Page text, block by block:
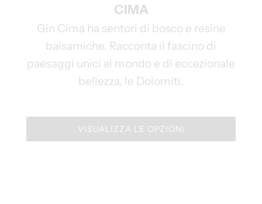
CIMA
Gin Cima ha sentori di bosco e resine
balsamiche. Racconta il fascino di
paesaggi unici al mondo e di eccezionale
bellezza, le Dolomiti.
VISUALIZZA LE OPZIONI